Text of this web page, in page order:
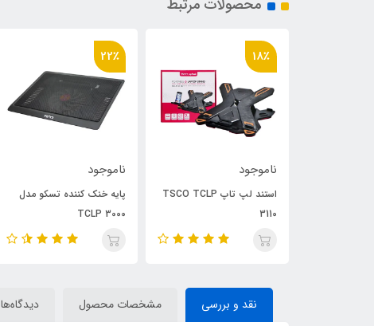
محصولات مرتبط
18٪
ناموجود
استند لپ تاپ TSCO TCLP
3110
22٪
ناموجود
پایه خنک کننده تسکو مدل
TCLP 3000
نقد و بررسی مشخصات محصول دیدگاه‌ها